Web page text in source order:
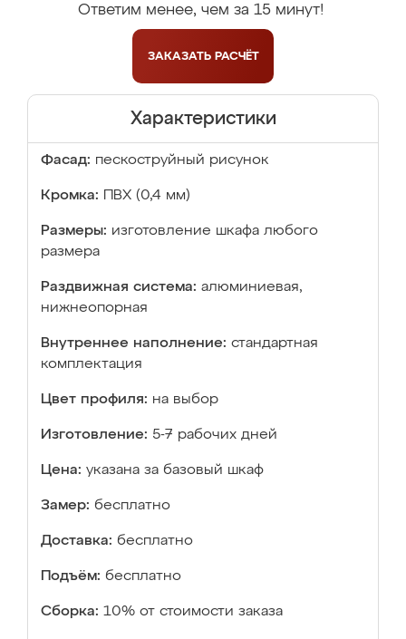
Ответим менее, чем за 15 минут!
ЗАКАЗАТЬ РАСЧЁТ
Характеристики
Фасад: пескоструйный рисунок
Кромка: ПВХ (0,4 мм)
Размеры: изготовление шкафа любого
размера
Раздвижная система: алюминиевая,
нижнеопорная
Внутреннее наполнение: стандартная
комплектация
Цвет профиля: на выбор
Изготовление: 5-7 рабочих дней
Цена: указана за базовый шкаф
Замер: бесплатно
Доставка: бесплатно
Подъём: бесплатно
Сборка: 10% от стоимости заказа